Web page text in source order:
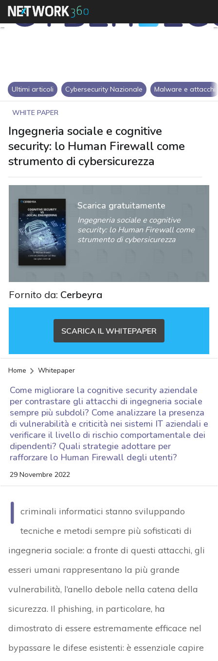
Ultimi articoli Cybersecurity Nazionale Malware e attacchi
WHITE PAPER
Ingegneria sociale e cognitive
security: lo Human Firewall come
strumento di cybersicurezza
Scarica gratuitamente
Ingegneria sociale e cognitive
security: lo Human Firewall come
strumento di cybersicurezza
Fornito da: Cerbeyra
SCARICA IL WHITEPAPER
Home Whitepaper
Come migliorare la cognitive security aziendale
per contrastare gli attacchi di ingegneria sociale
sempre più subdoli? Come analizzare la presenza
di vulnerabilità e criticità nei sistemi IT aziendali e
verificare il livello di rischio comportamentale dei
dipendenti? Quali strategie adottare per
rafforzare lo Human Firewall degli utenti?
29 Novembre 2022
I criminali informatici stanno sviluppando
tecniche e metodi sempre più sofisticati di
ingegneria sociale: a fronte di questi attacchi, gli
esseri umani rappresentano la più grande
vulnerabilità, l’anello debole nella catena della
sicurezza. Il phishing, in particolare, ha
dimostrato di essere estremamente efficace nel
bypassare le difese esistenti: è essenziale capire